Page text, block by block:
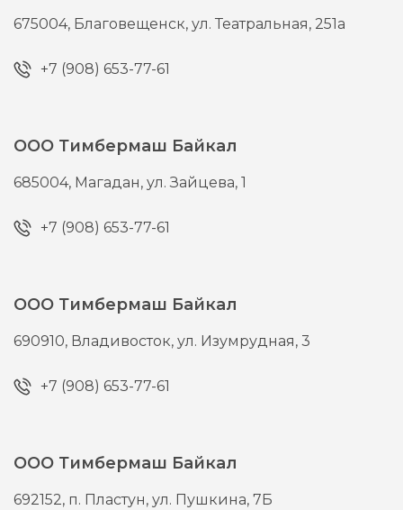
675004, Благовещенск,ул. Театральная, 251а
+7 (908) 653-77-61
ООО Тимбермаш Байкал
685004, Магадан,ул. Зайцева, 1
+7 (908) 653-77-61
ООО Тимбермаш Байкал
690910, Владивосток,ул. Изумрудная, 3
+7 (908) 653-77-61
ООО Тимбермаш Байкал
692152, п. Пластун,ул. Пушкина, 7Б